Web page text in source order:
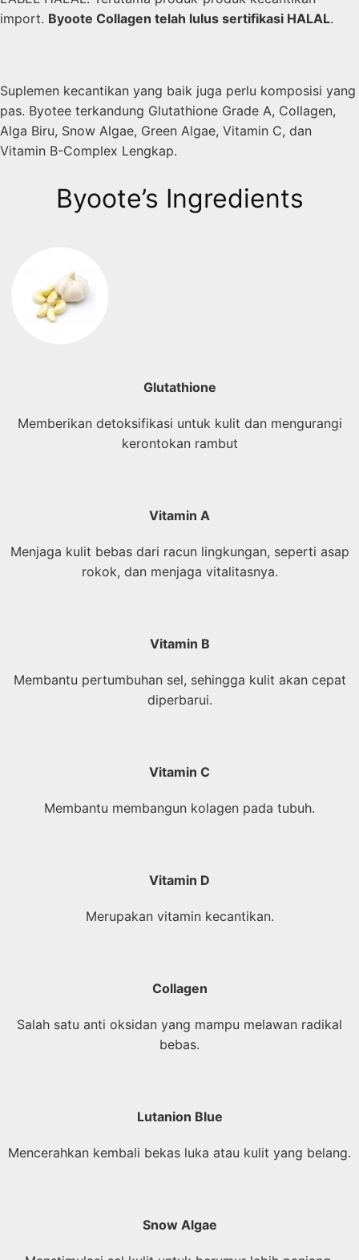
import. Byoote Collagen telah lulus sertifikasi HALAL.
Suplemen kecantikan yang baik juga perlu komposisi yang
pas. Byotee terkandung Glutathione Grade A, Collagen,
Alga Biru, Snow Algae, Green Algae, Vitamin C, dan
Vitamin B-Complex Lengkap.
Byoote’s Ingredients
Glutathione
Memberikan detoksifikasi untuk kulit dan mengurangi
kerontokan rambut
Vitamin A
Menjaga kulit bebas dari racun lingkungan, seperti asap
rokok, dan menjaga vitalitasnya.
Vitamin B
Membantu pertumbuhan sel, sehingga kulit akan cepat
diperbarui.
Vitamin C
Membantu membangun kolagen pada tubuh.
Vitamin D
Merupakan vitamin kecantikan.
Collagen
Salah satu anti oksidan yang mampu melawan radikal
bebas.
Lutanion Blue
Mencerahkan kembali bekas luka atau kulit yang belang.
Snow Algae